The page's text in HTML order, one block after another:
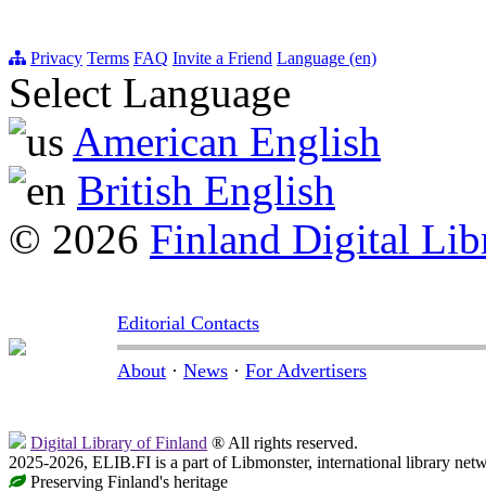
Privacy Terms FAQ Invite a Friend Language (en)
Select Language
American English
British English
© 2026 Finland Digital
Editorial Contacts
About · News · For Advertisers
Digital Library of Finland ® All rights reserved.
2025-2026, ELIB.FI is a part of Libmonster, international library
Preserving Finland's heritage